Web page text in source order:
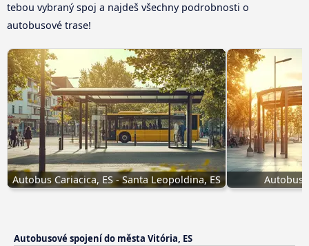
tebou vybraný spoj a najdeš všechny podrobnosti o
autobusové trase!
Autobus Cariacica, ES - Santa Leopoldina, ES Autobus
Autobusové spojení do města Vitória, ES